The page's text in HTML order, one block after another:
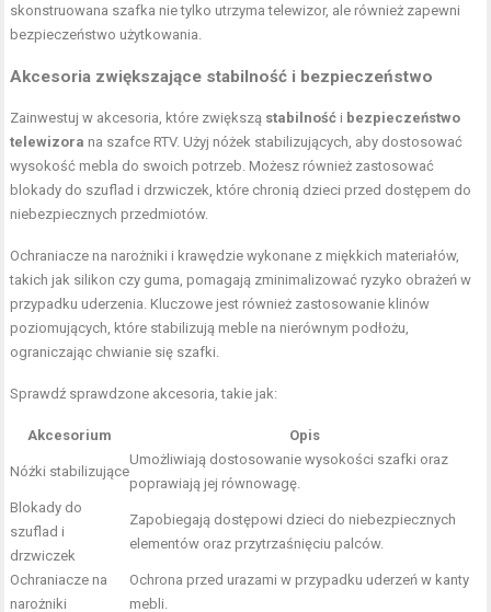
skonstruowana szafka nie tylko utrzyma telewizor, ale również zapewni
bezpieczeństwo użytkowania.
Akcesoria zwiększające stabilność i bezpieczeństwo
Zainwestuj w akcesoria, które zwiększą stabilność i bezpieczeństwo
telewizora na szafce RTV. Użyj nóżek stabilizujących, aby dostosować
wysokość mebla do swoich potrzeb. Możesz również zastosować
blokady do szuflad i drzwiczek, które chronią dzieci przed dostępem do
niebezpiecznych przedmiotów.
Ochraniacze na narożniki i krawędzie wykonane z miękkich materiałów,
takich jak silikon czy guma, pomagają zminimalizować ryzyko obrażeń w
przypadku uderzenia. Kluczowe jest również zastosowanie klinów
poziomujących, które stabilizują meble na nierównym podłożu,
ograniczając chwianie się szafki.
Sprawdź sprawdzone akcesoria, takie jak:
Akcesorium Opis
Nóżki stabilizujące
Umożliwiają dostosowanie wysokości szafki oraz
poprawiają jej równowagę.
Blokady do
szuflad i
drzwiczek
Zapobiegają dostępowi dzieci do niebezpiecznych
elementów oraz przytrzaśnięciu palców.
Ochraniacze na
narożniki
Ochrona przed urazami w przypadku uderzeń w kanty
mebli.